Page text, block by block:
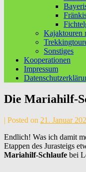
Kajaktouren
Sonstiges
Kooperationen
Impressum
Die Mariahilf-
by
Maier
| Posted on 21. Januar
Endlich! Was ich damit
Etappen des Jurasteigs
Mariahilf-Schlaufe bei